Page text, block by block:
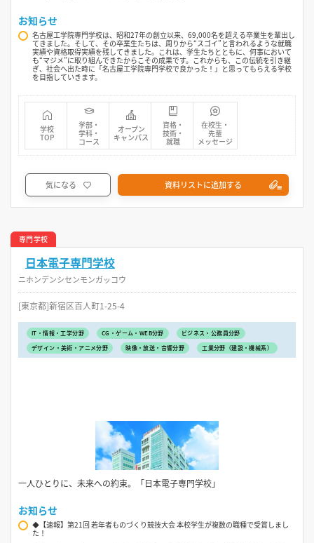
お知らせ
名古屋工学院専門学校は、昭和27年の創立以来、69,000名を超える卒業生を輩出し
てきました。そして、その卒業生たちは、周りから“スゴイ”と言われるような就職
実績や資格取得実績を残してきました。これは、学生たちとともに、何事において
も“マジメ”に取り組んできたからこその成果です。これからも、この伝統を引き継
ぎ、社会へ出た時に「名古屋工学院専門学校で良かった！」と思ってもらえる学校
を目指していきます。
学校
TOP
学部・
学科・
コース
オープン
キャンパス
資格・
技術・
就職
在校生・
先輩
メッセージ
気になる 資料リストに追加する
専門学校
日本電子専門学校
ニホンデンシセンモンガッコウ
[東京都]新宿区百人町1-25-4
IT・情報・工学分野 CG・ゲーム・WEB分野
ビジネス・公務員分野
デザイン・美術・アニメ分野
映像・放送・音響分野 工業分野（建設・機械系）
一人ひとりに、未来への約束。「日本電子専門学校」
お知らせ
◆【速報】第21回 若年者ものづくり競技大会 本校学生が複数の職種で受賞しまし
た！